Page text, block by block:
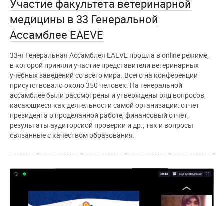
Участие факультета ветеринарной
медицины в 33 Генеральной
Ассамблее ЕAEVE
33-я Генеральная Ассамблея ЕAEVE прошла в online режиме,
в которой приняли участие представители ветеринарных
учебных заведений со всего мира. Всего на конференции
присутствовало около 350 человек. На генеральной
ассамблее были рассмотрены и утверждены ряд вопросов,
касающиеся как деятельности самой организации: отчет
президента о проделанной работе, финансовый отчет,
результаты аудиторской проверки и др., так и вопросы
связанные с качеством образования.